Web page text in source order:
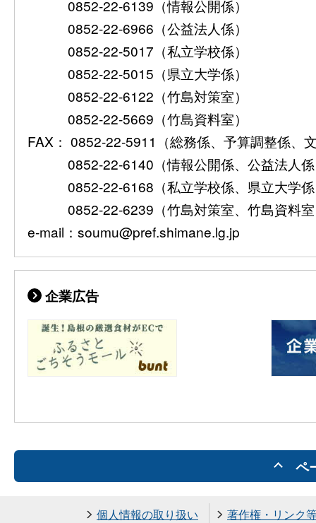
0852-22-6139（情報公開係）
0852-22-6966（公益法人係）
0852-22-5017（私立学校係）
0852-22-5015（県立大学係）
0852-22-6122（竹島対策室）
0852-22-5669（竹島資料室）
FAX： 0852-22-5911（総務係、予算調整係、
0852-22-6140（情報公開係、公益法人
0852-22-6168（私立学校係、県立大学
0852-22-6239（竹島対策室、竹島資料
e-mail：soumu@pref.shimane.lg.jp
企業広告
ペ
個人情報の取り扱い 著作権・リンク